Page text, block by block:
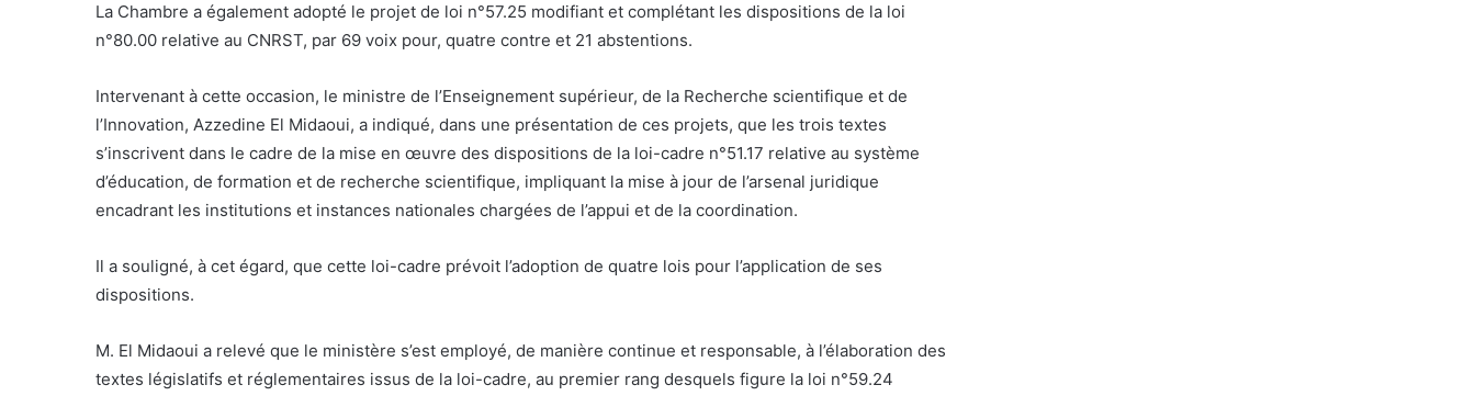
La Chambre a également adopté le projet de loi n°57.25 modifiant et complétant les dispositions de la loi
n°80.00 relative au CNRST, par 69 voix pour, quatre contre et 21 abstentions.
Intervenant à cette occasion, le ministre de l’Enseignement supérieur, de la Recherche scientifique et de
l’Innovation, Azzedine El Midaoui, a indiqué, dans une présentation de ces projets, que les trois textes
s’inscrivent dans le cadre de la mise en œuvre des dispositions de la loi-cadre n°51.17 relative au système
d’éducation, de formation et de recherche scientifique, impliquant la mise à jour de l’arsenal juridique
encadrant les institutions et instances nationales chargées de l’appui et de la coordination.
Il a souligné, à cet égard, que cette loi-cadre prévoit l’adoption de quatre lois pour l’application de ses
dispositions.
M. El Midaoui a relevé que le ministère s’est employé, de manière continue et responsable, à l’élaboration des
textes législatifs et réglementaires issus de la loi-cadre, au premier rang desquels figure la loi n°59.24